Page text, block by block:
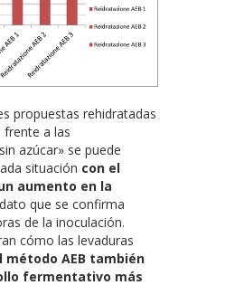
propuestas rehidratadas
a las
azúcar» se puede
situación con el
aumento en la
que se confirma
de la inoculación.
cómo las levaduras
método AEB también
fermentativo más